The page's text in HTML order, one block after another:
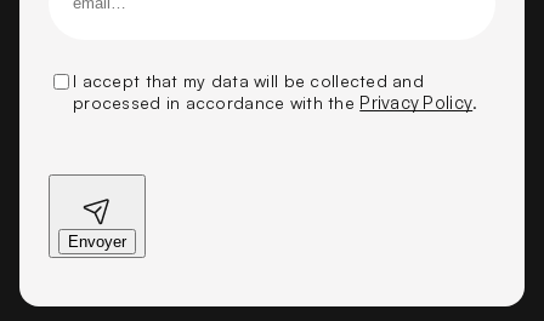
I accept that my data will be collected and
processed in accordance with the Privacy Policy.